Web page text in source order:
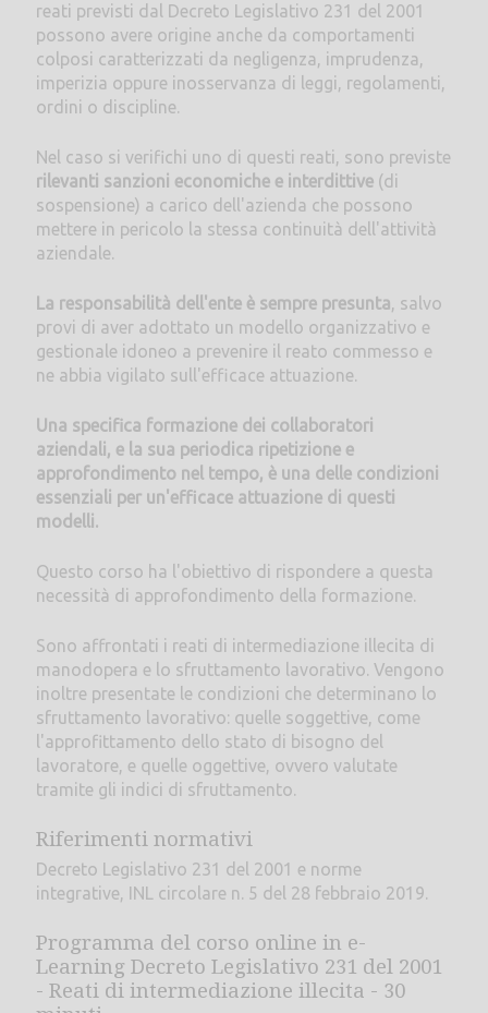
reati previsti dal Decreto Legislativo 231 del 2001
possono avere origine anche da comportamenti
colposi caratterizzati da negligenza, imprudenza,
imperizia oppure inosservanza di leggi, regolamenti,
ordini o discipline.
Nel caso si verifichi uno di questi reati, sono previste
rilevanti sanzioni economiche e interdittive(di
sospensione) a carico dell'azienda che possono
mettere in pericolo la stessa continuità dell'attività
aziendale.
La responsabilità dell'ente è sempre presunta, salvo
provi di aver adottato un modello organizzativo e
gestionale idoneo a prevenire il reato commesso e
ne abbia vigilato sull'efficace attuazione.
Una specifica formazione dei collaboratori
aziendali, e la sua periodica ripetizione e
approfondimento nel tempo, è una delle condizioni
essenziali per un'efficace attuazione di questi
modelli.
Questo corso ha l'obiettivo di rispondere a questa
necessità di approfondimento della formazione.
Sono affrontati i reati di intermediazione illecita di
manodopera e lo sfruttamento lavorativo. Vengono
inoltre presentate le condizioni che determinano lo
sfruttamento lavorativo: quelle soggettive, come
l'approfittamento dello stato di bisogno del
lavoratore, e quelle oggettive, ovvero valutate
tramite gli indici di sfruttamento.
Riferimenti normativi
Decreto Legislativo 231 del 2001 e norme
integrative, INL circolare n. 5 del 28 febbraio 2019.
Programma del corso online in e-
Learning Decreto Legislativo 231 del 2001
- Reati di intermediazione illecita - 30